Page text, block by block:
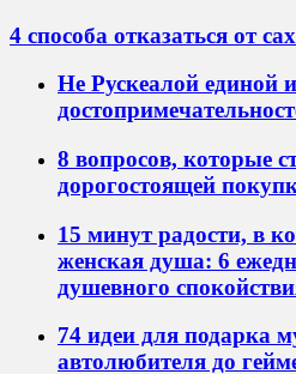
4 способа отказаться от
Не Рускеалой единой
8 вопросов, которые
дорогостоящей
15 минут радости, в
женская душа: 6
душевного
74 идеи для подарка
автолюбителя до